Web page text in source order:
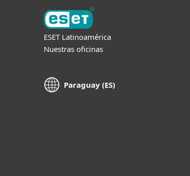
ESET Latinoamérica
Nuestras oficinas
Paraguay (ES)